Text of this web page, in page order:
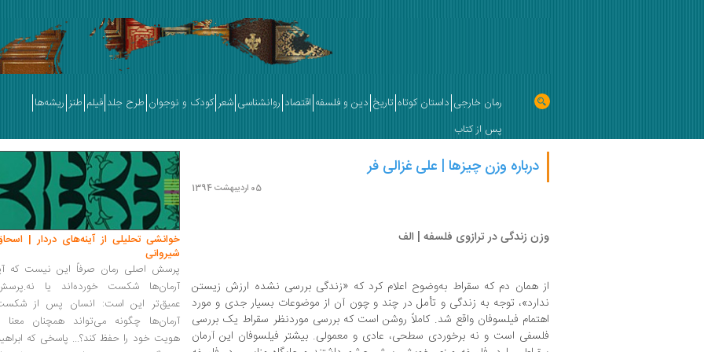
رمان خارجی داستان کوتاه تاریخ دین و فلسفه اقتصاد روانشناسی شعر کودک و نوجوان طرح جلد فیلم طنز ریشه‌ها
پس از کتاب
درباره وزن چیزها | علی غزالی فر
05 اردیبهشت 1394
وزن زندگی در ترازوی فلسفه | الف
از همان دم که سقراط به‌وضوح اعلام کرد که «زندگی بررسی نشده ارزش زیستن
ندارد»، توجه به زندگی و تأمل در چند و چون آن از موضوعات بسیار جدی و مورد
اهتمام فیلسوفان واقع شد. کاملاً روشن است که بررسی موردنظر سقراط یک بررسی
فلسفی است و نه برخوردی سطحی، عادی و معمولی. بیشتر فیلسوفان این آرمان
خوانشی تحلیلی از آینه‌های دردار |
شیروانی
پرسش اصلی رمان صرفاً این نیست که
آرمان‌ها شکست خورده‌اند یا
عمیق‌تر این است: انسان پس از
آرمان‌ها چگونه می‌تواند همچنان معنا
هویت خود را حفظ کند؟... پاسخی که